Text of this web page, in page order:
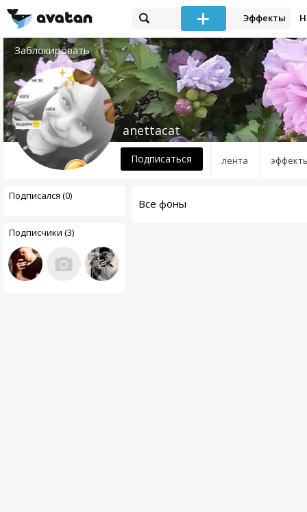
Эффекты
Заблокировать
лента
anettacat
Подписаться
Подписался (0)
Подписчики (3)
Все фоны